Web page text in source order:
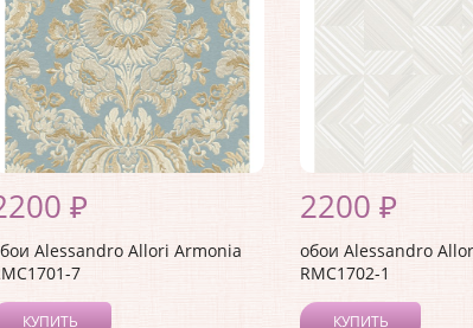
₽
Alessandro Allori Armonia
7
КУПИТЬ
2200 ₽
обои Alessandro
RMC1702-1
КУПИТЬ